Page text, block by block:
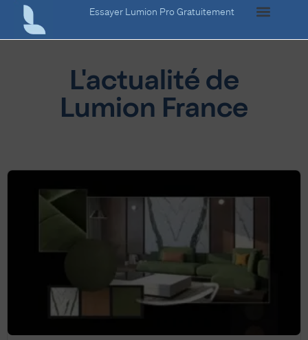
Essayer Lumion Pro Gratuitement
L'actualité de
Lumion France